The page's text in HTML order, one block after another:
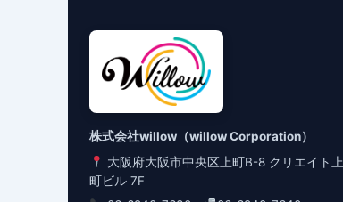
株式会社willow（willow Corporation）
大阪府大阪市中央区上町B-8 クリエイト上
町ビル 7F